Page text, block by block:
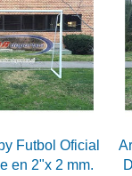
Futbol Oficial
en 2"x 2 mm.